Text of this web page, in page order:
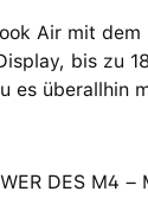
Air mit
bis zu
es überallhin
DES M4